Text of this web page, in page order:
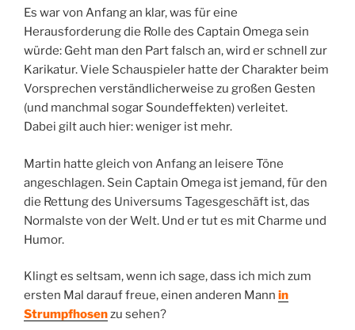
Es war von Anfang an klar, was für eine
Herausforderung die Rolle des Captain Omega sein
würde: Geht man den Part falsch an, wird er schnell zur
Karikatur. Viele Schauspieler hatte der Charakter beim
Vorsprechen verständlicherweise zu großen Gesten
(und manchmal sogar Soundeffekten) verleitet.
Dabei gilt auch hier: weniger ist mehr.
Martin hatte gleich von Anfang an leisere Töne
angeschlagen. Sein Captain Omega ist jemand, für den
die Rettung des Universums Tagesgeschäft ist, das
Normalste von der Welt. Und er tut es mit Charme und
Humor.
Klingt es seltsam, wenn ich sage, dass ich mich zum
ersten Mal darauf freue, einen anderen Mann in
Strumpfhosenzu sehen?